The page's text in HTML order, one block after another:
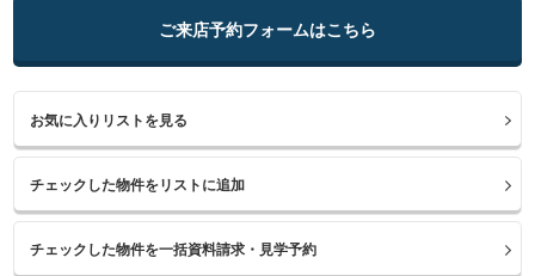
ご来店予約フォームはこちら
お気に入りリストを見る